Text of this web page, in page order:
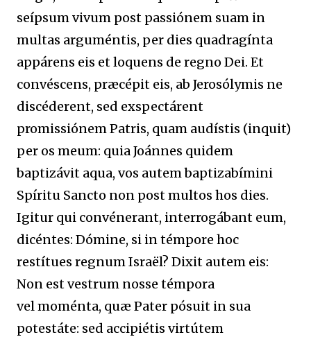
seípsum vivum post passiónem suam in
multas arguméntis, per dies quadragínta
appárens eis et loquens de regno Dei. Et
convéscens, præcépit eis, ab Jerosólymis ne
discéderent, sed exspectárent
promissiónem Patris, quam audístis (inquit)
per os meum: quia Joánnes quidem
baptizávit aqua, vos autem baptizabímini
Spíritu Sancto non post multos hos dies.
Igitur qui convénerant, interrogábant eum,
dicéntes: Dómine, si in témpore hoc
restítues regnum Israël? Dixit autem eis:
Non est vestrum nosse témpora
vel moménta, quæ Pater pósuit in sua
potestáte: sed accipiétis virtútem